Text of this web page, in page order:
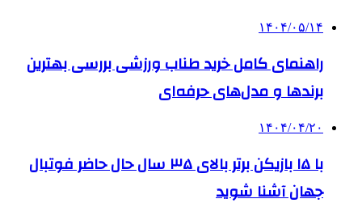
۱۴۰۴/۰۵/۱۴
راهنمای کامل خرید طناب ورزشی بررسی بهترین
برندها و مدل‌های حرفه‌ای
۱۴۰۴/۰۴/۲۰
با ۱۵ بازیکن برتر بالای ۳۵ سال حال حاضر فوتبال
جهان آشنا شوید